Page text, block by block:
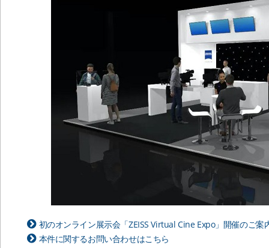
初のオンライン展示会「ZEISS Virtual Cine Expo」開催のご案
本件に関するお問い合わせはこちら